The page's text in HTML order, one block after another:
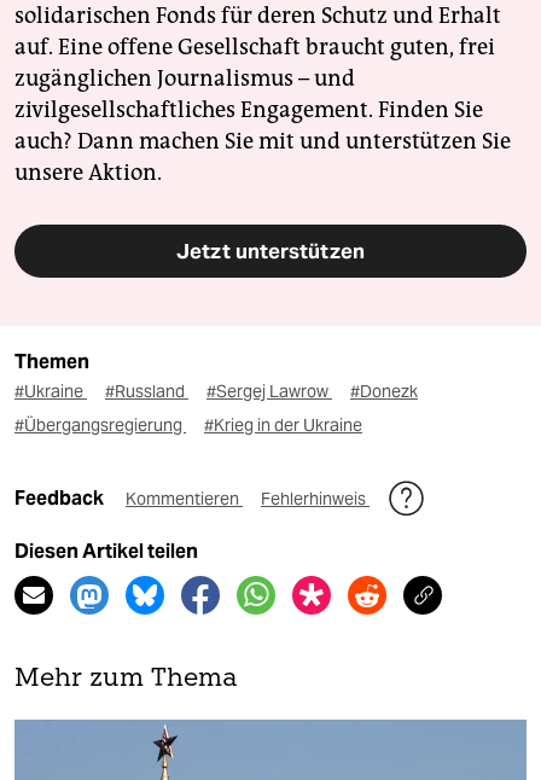
solidarischen Fonds für deren Schutz und Erhalt
auf. Eine offene Gesellschaft braucht guten, frei
zugänglichen Journalismus – und
zivilgesellschaftliches Engagement. Finden Sie
auch? Dann machen Sie mit und unterstützen Sie
unsere Aktion.
Jetzt unterstützen
Themen
#Ukraine #Russland #Sergej Lawrow
#Donezk
#Übergangsregierung
#Krieg in der Ukraine
Feedback Kommentieren Fehlerhinweis
Diesen Artikel teilen
Mehr zum Thema